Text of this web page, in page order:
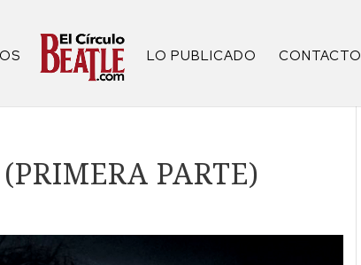
LO PUBLICADO CONTACTO
PARTE)